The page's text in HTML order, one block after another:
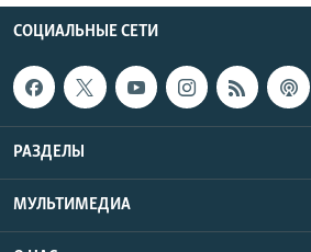
СОЦИАЛЬНЫЕ СЕТИ
РАЗДЕЛЫ
МУЛЬТИМЕДИА